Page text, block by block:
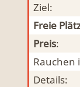
Ziel:
Freie
Preis:
Rauchen
Details: